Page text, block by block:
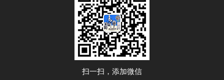
扫一扫，添加微信